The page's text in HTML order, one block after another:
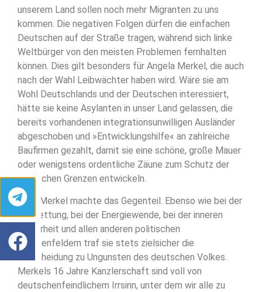
unserem Land sollen noch mehr Migranten zu uns
kommen. Die negativen Folgen dürfen die einfachen
Deutschen auf der Straße tragen, während sich linke
Weltbürger von den meisten Problemen fernhalten
können. Dies gilt besonders für Angela Merkel, die auch
nach der Wahl Leibwächter haben wird. Wäre sie am
Wohl Deutschlands und der Deutschen interessiert,
hätte sie keine Asylanten in unser Land gelassen, die
bereits vorhandenen integrationsunwilligen Ausländer
abgeschoben und »Entwicklungshilfe« an zahlreiche
Baufirmen gezahlt, damit sie eine schöne, große Mauer
oder wenigstens ordentliche Zäune zum Schutz der
deutschen Grenzen entwickeln.
Aber Merkel machte das Gegenteil. Ebenso wie bei der
Eurorettung, bei der Energiewende, bei der inneren
Sicherheit und allen anderen politischen
Themenfeldern traf sie stets zielsicher die
Entscheidung zu Ungunsten des deutschen Volkes.
Merkels 16 Jahre Kanzlerschaft sind voll von
deutschenfeindlichem Irrsinn, unter dem wir alle zu